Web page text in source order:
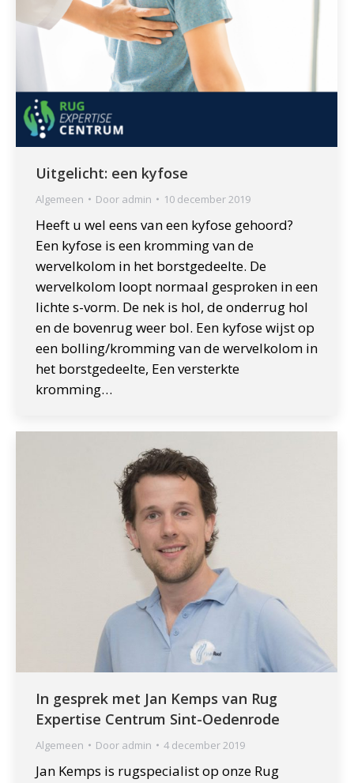
Uitgelicht: een kyfose
Algemeen Door admin 10 december 2019
Heeft u wel eens van een kyfose gehoord?
Een kyfose is een kromming van de
wervelkolom in het borstgedeelte. De
wervelkolom loopt normaal gesproken in een
lichte s-vorm. De nek is hol, de onderrug hol
en de bovenrug weer bol. Een kyfose wijst op
een bolling/kromming van de wervelkolom in
het borstgedeelte, Een versterkte
kromming…
In gesprek met Jan Kemps van Rug
Expertise Centrum Sint-Oedenrode
Algemeen Door admin 4 december 2019
Jan Kemps is rugspecialist op onze Rug